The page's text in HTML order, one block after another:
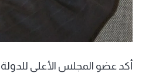
أكد عضو المجلس الأعلى للدولة